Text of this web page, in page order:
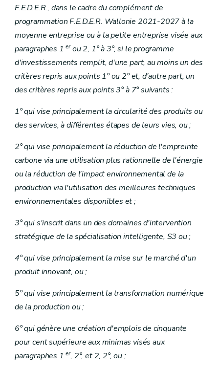
F.E.D.E.R., dans le cadre du complément de
programmation F.E.D.E.R. Wallonie 2021-2027 à la
moyenne entreprise ou à la petite entreprise visée aux
paragraphes 1erou 2, 1° à 3°, si le programme
d'investissements remplit, d'une part, au moins un des
critères repris aux points 1° ou 2° et, d'autre part, un
des critères repris aux points 3° à 7° suivants :
1° qui vise principalement la circularité des produits ou
des services, à différentes étapes de leurs vies, ou ;
2° qui vise principalement la réduction de l'empreinte
carbone via une utilisation plus rationnelle de l'énergie
ou la réduction de l'impact environnemental de la
production via l'utilisation des meilleures techniques
environnementales disponibles et ;
3° qui s'inscrit dans un des domaines d'intervention
stratégique de la spécialisation intelligente, S3 ou ;
4° qui vise principalement la mise sur le marché d'un
produit innovant, ou ;
5° qui vise principalement la transformation numérique
de la production ou ;
6° qui génère une création d'emplois de cinquante
pour cent supérieure aux minimas visés aux
paragraphes 1er, 2°, et 2, 2°, ou ;